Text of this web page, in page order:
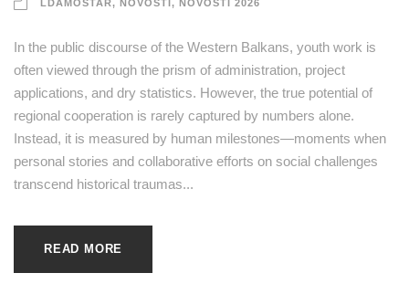
LDAMOSTAR, NOVOSTI , NOVOSTI 2026
In the public discourse of the Western Balkans, youth work is
often viewed through the prism of administration, project
applications, and dry statistics. However, the true potential of
regional cooperation is rarely captured by numbers alone.
Instead, it is measured by human milestones—moments when
personal stories and collaborative efforts on social challenges
transcend historical traumas...
READ MORE